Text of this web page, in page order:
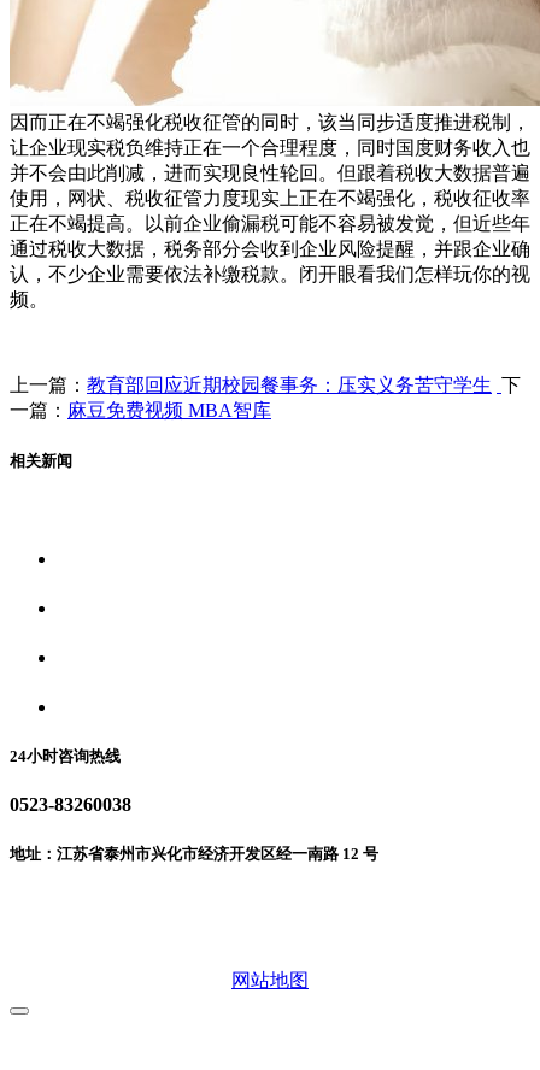
因而正在不竭强化税收征管的同时，该当同步适度推进税制，
让企业现实税负维持正在一个合理程度，同时国度财务收入也
并不会由此削减，进而实现良性轮回。但跟着税收大数据普遍
使用，网状、税收征管力度现实上正在不竭强化，税收征收率
正在不竭提高。以前企业偷漏税可能不容易被发觉，但近些年
通过税收大数据，税务部分会收到企业风险提醒，并跟企业确
认，不少企业需要依法补缴税款。闭开眼看我们怎样玩你的视
频。
上一篇： 教育部回应近期校园餐事务：压实义务苦守学生 下
一篇： 麻豆免费视频 MBA智库
相关新闻
24小时咨询热线
0523-83260038
地址：江苏省泰州市兴化市经济开发区经一南路 12 号
网站地图